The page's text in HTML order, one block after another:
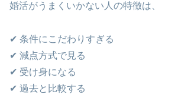
婚活がうまくいかない人の特徴は、
✔ 条件にこだわりすぎる
✔ 減点方式で見る
✔ 受け身になる
✔ 過去と比較する